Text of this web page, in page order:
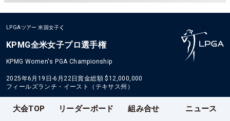
LPGAツアー 米国女子
KPMG全米女子プロ選手権
KPMG Women's PGA Championship
2025年6月19日-6月22日賞金総額 $12,000,000
フィールズランチ・イースト（テキサス州）
大会TOP リーダーボード 組み合せ ニュース